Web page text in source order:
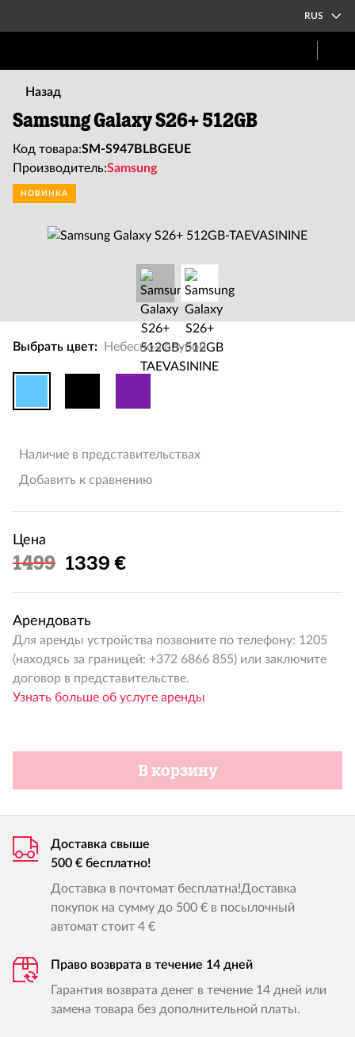
RUS
Назад
Samsung Galaxy S26+ 512GB
Код товара:SM-S947BLBGEUE
Производитель:Samsung
НОВИНКА
Выбрать цвет: Небесно-голубой
Наличие в представительствах
Добавить к сравнению
Цена
1499 Льготная цена
1339 €
Арендовать
Для аренды устройства позвоните по телефону: 1205
(находясь за границей: +372 6866 855) или заключите
договор в представительстве.
Узнать больше об услуге аренды
В корзину
Доставка свыше
500 € бесплатно!
Доставка в почтомат бесплатна!Доставка
покупок на сумму до 500 € в посылочный
автомат стоит 4 €
Право возврата в течение 14 дней
Гарантия возврата денег в течение 14 дней или
замена товара без дополнительной платы.